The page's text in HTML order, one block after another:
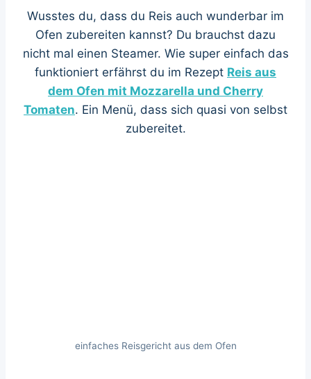
Wusstes du, dass du Reis auch wunderbar im
Ofen zubereiten kannst? Du brauchst dazu
nicht mal einen Steamer. Wie super einfach das
funktioniert erfährst du im Rezept Reis aus
dem Ofen mit Mozzarella und Cherry
Tomaten. Ein Menü, dass sich quasi von selbst
zubereitet.
einfaches Reisgericht aus dem Ofen